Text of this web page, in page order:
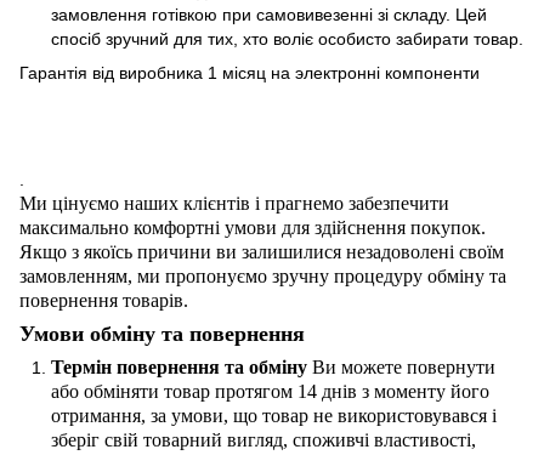
замовлення готівкою при самовивезенні зі складу. Цей
спосіб зручний для тих, хто воліє особисто забирати товар.
Гарантія від виробника 1 місяц на электроннi компоненти
.
Ми цінуємо наших клієнтів і прагнемо забезпечити
максимально комфортні умови для здійснення покупок.
Якщо з якоїсь причини ви залишилися незадоволені своїм
замовленням, ми пропонуємо зручну процедуру обміну та
повернення товарів.
Умови обміну та повернення
Термін повернення та обміну Ви можете повернути
або обміняти товар протягом 14 днів з моменту його
отримання, за умови, що товар не використовувався і
зберіг свій товарний вигляд, споживчі властивості,